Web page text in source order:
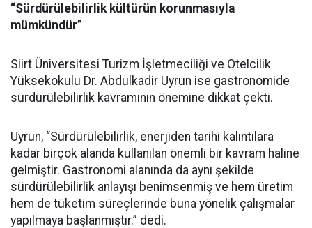
“Sürdürülebilirlik kültürün korunmasıyla
mümkündür”
Siirt Üniversitesi Turizm İşletmeciliği ve Otelcilik
Yüksekokulu Dr. Abdulkadir Uyrun ise gastronomide
sürdürülebilirlik kavramının önemine dikkat çekti.
Uyrun, “Sürdürülebilirlik, enerjiden tarihi kalıntılara
kadar birçok alanda kullanılan önemli bir kavram haline
gelmiştir. Gastronomi alanında da aynı şekilde
sürdürülebilirlik anlayışı benimsenmiş ve hem üretim
hem de tüketim süreçlerinde buna yönelik çalışmalar
yapılmaya başlanmıştır.” dedi.